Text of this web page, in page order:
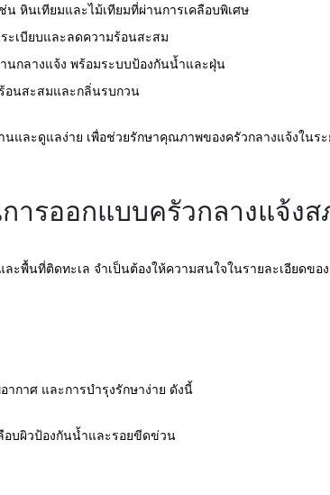
น หินเทียมและไม้เทียมที่ผ่านการเคลือบพิเศษ
ะเบียบและลดความร้อนสะสม
นกลางแจ้ง พร้อมระบบป้องกันน้ำและฝุ่น
อนสะสมและกลิ่นรบกวน
และดูแลง่าย เพื่อช่วยรักษาคุณภาพของครัวกลางแจ้งในระ
ารออกแบบครัวกลางแจ้ง
ะพื้นที่ติดทะเล จำเป็นต้องให้ความสนใจในรายละเอียดข
กาศ และการบำรุงรักษาง่าย ดังนี้
บผิวป้องกันน้ำและรอยขีดข่วน